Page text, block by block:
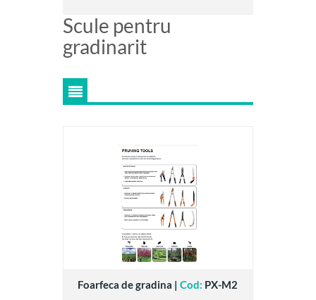
Scule pentru
gradinarit
Foarfeca de gradina | Cod: PX-M2